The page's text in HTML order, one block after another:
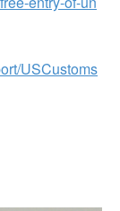
USCustoms